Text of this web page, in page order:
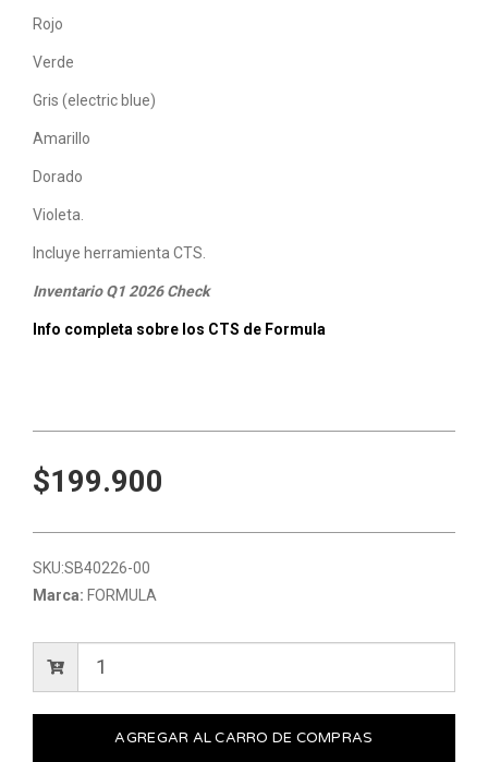
Rojo
Verde
Gris (electric blue)
Amarillo
Dorado
Violeta.
Incluye herramienta CTS.
Inventario Q1 2026 Check
Info completa sobre los CTS de Formula
$199.900
SKU:SB40226-00
Marca: FORMULA